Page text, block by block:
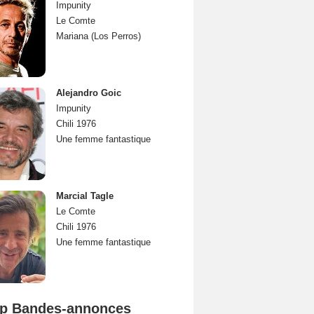
Impunity
Le Comte
Mariana (Los Perros)
Alejandro Goic
Impunity
Chili 1976
Une femme fantastique
Marcial Tagle
Le Comte
Chili 1976
Une femme fantastique
Bandes-annonces